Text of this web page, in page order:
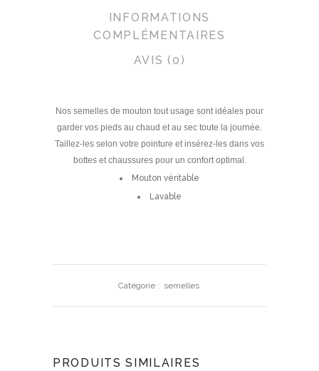
INFORMATIONS
COMPLÉMENTAIRES
AVIS (0)
Nos semelles de mouton tout usage sont idéales pour
garder vos pieds au chaud et au sec toute la journée.
Taillez-les selon votre pointure et insérez-les dans vos
bottes et chaussures pour un confort optimal.
Mouton véritable
Lavable
Catégorie : semelles
PRODUITS SIMILAIRES